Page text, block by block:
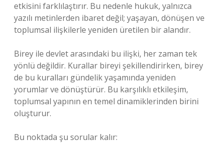
etkisini farklılaştırır. Bu nedenle hukuk, yalnızca
yazılı metinlerden ibaret değil; yaşayan, dönüşen ve
toplumsal ilişkilerle yeniden üretilen bir alandır.
Birey ile devlet arasındaki bu ilişki, her zaman tek
yönlü değildir. Kurallar bireyi şekillendirirken, birey
de bu kuralları gündelik yaşamında yeniden
yorumlar ve dönüştürür. Bu karşılıklı etkileşim,
toplumsal yapının en temel dinamiklerinden birini
oluşturur.
Bu noktada şu sorular kalır: